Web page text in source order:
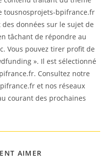
tousnosprojets-bpifrance.fr
données sur le sujet de
tâchant de répondre au
Vous pouvez tirer profit de
». Il est sélectionné
Consultez notre
et nos réseaux
courant des prochaines
AIMER